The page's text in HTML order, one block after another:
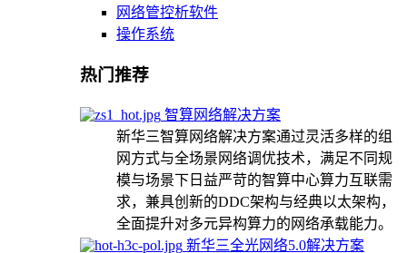
网络管控析软件
操作系统
热门推荐
智算网络解决方案
新华三智算网络解决方案通过灵活多样的组
网方式与全场景网络调优技术，满足不同规
模与场景下日益严苛的智算中心算力互联需
求，兼具创新的DDC架构与经典以太架构，
全面提升对多元异构算力的网络承载能力。
新华三全光网络5.0解决方案